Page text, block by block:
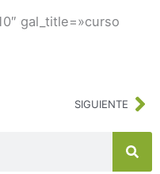
gal_title=»curso
SIGUIENTE